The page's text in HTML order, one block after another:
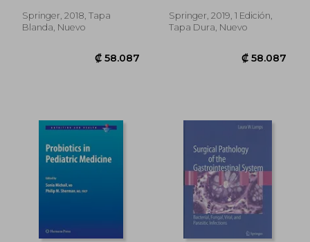
Springer, 2018, Tapa
Blanda, Nuevo
Springer, 2019, 1 Edición,
Tapa Dura, Nuevo